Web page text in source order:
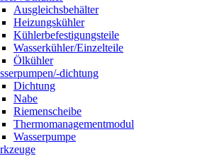
Ausgleichsbehälter
Heizungskühler
Kühlerbefestigungsteile
Wasserkühler/Einzelteile
Ölkühler
dichtung
Dichtung
Nabe
Riemenscheibe
Thermomanagementmodul
Wasserpumpe